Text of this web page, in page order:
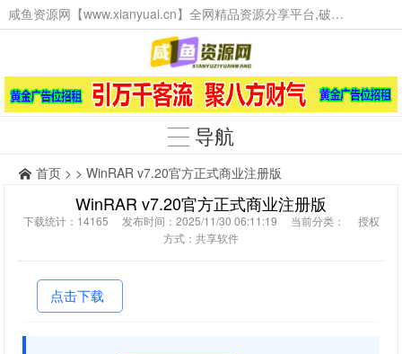
咸鱼资源网【www.xianyuai.cn】全网精品资源分享平台,破解软件,技术源码,火爆项目,工具辅助,这里无所不有。
导航
首页 > > WinRAR v7.20官方正式商业注册版
WinRAR v7.20官方正式商业注册版
下载统计：14165 发布时间：2025/11/30 06:11:19 当前分类： 授权
方式：共享软件
点击下载